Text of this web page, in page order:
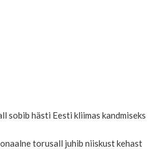
sobib hästi Eesti kliimas kandmiseks
torusall juhib niiskust kehast